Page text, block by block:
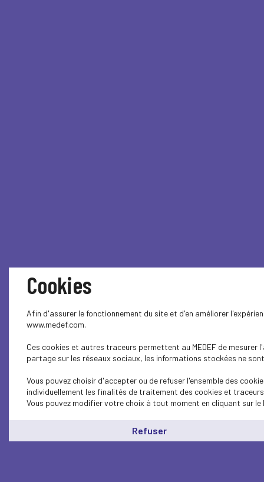
Cookies
Afin d'assurer le fonctionnement du site et d'en améliorer
www.medef.com.
Ces cookies et autres traceurs permettent au MEDEF de
partage sur les réseaux sociaux, les informations stockées ne
Vous pouvez choisir d'accepter ou de refuser l'ensemble des
individuellement les finalités de traitement des cookies et
Vous pouvez modifier votre choix à tout moment en cliquant sur le
Refuser